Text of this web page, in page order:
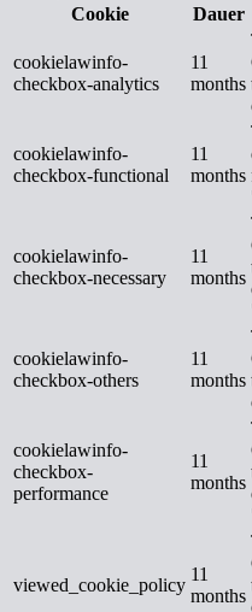
Cookie
Dauer
cookielawinfo-
checkbox-analytics
11
months
cookielawinfo-
checkbox-functional
11
months
cookielawinfo-
checkbox-necessary
11
months
cookielawinfo-
checkbox-others
11
months
cookielawinfo-
checkbox-
performance
11
months
viewed_cookie_policy
11
months